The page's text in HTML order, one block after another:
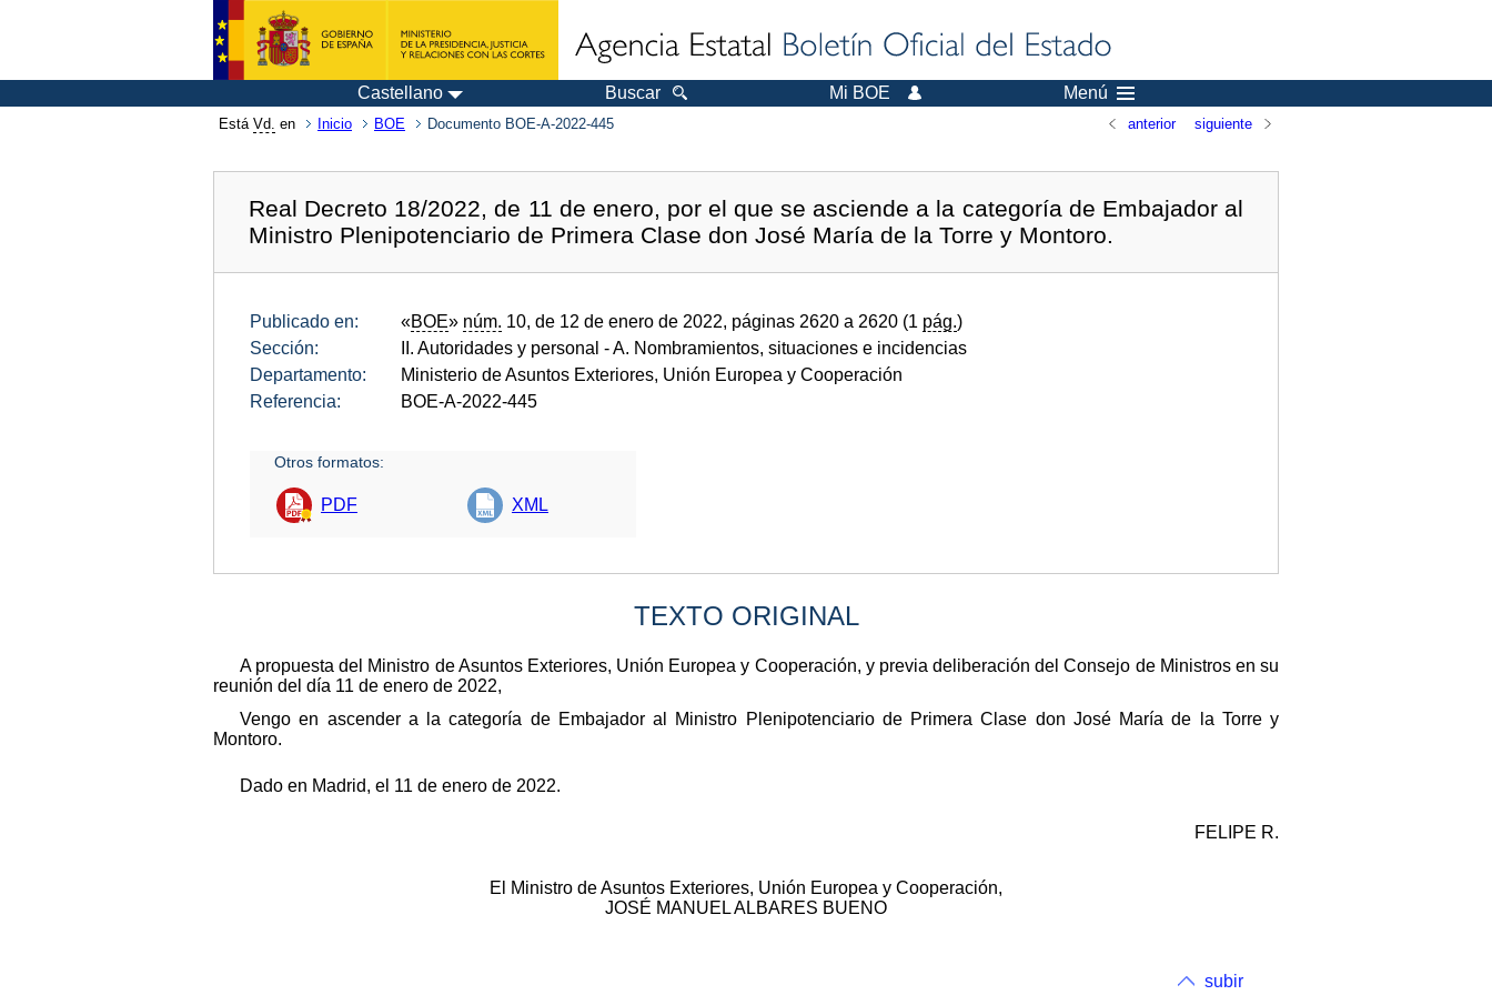
Castellano Buscar Mi BOE Menú
Está Vd. en Inicio BOE Documento BOE-A-2022-445 anterior siguiente
Real Decreto 18/2022, de 11 de enero, por el que se asciende a la categoría de Embajador al
Ministro Plenipotenciario de Primera Clase don José María de la Torre y Montoro.
Publicado en: «BOE» núm. 10, de 12 de enero de 2022, páginas 2620 a 2620 (1 pág.)
Sección:
II. Autoridades y personal - A. Nombramientos, situaciones e incidencias
Departamento:
Ministerio de Asuntos Exteriores, Unión Europea y Cooperación
Referencia:
BOE-A-2022-445
Otros formatos:
PDF XML
TEXTO ORIGINAL
A propuesta del Ministro de Asuntos Exteriores, Unión Europea y Cooperación, y previa deliberación del Consejo de Ministros en su
reunión del día 11 de enero de 2022,
Vengo en ascender a la categoría de Embajador al Ministro Plenipotenciario de Primera Clase don José María de la Torre y
Montoro.
Dado en Madrid, el 11 de enero de 2022.
FELIPE R.
El Ministro de Asuntos Exteriores, Unión Europea y Cooperación,
JOSÉ MANUEL ALBARES BUENO
subir